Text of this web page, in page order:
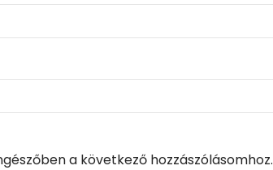
a következő hozzászólásomhoz.